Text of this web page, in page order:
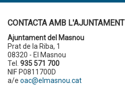
CONTACTA AMB L'AJUNTAMENT
Ajuntament del Masnou
Prat de la Riba, 1
08320 - El Masnou
Tel. 935 571 700
NIF P0811700D
a/e oac@elmasnou.cat